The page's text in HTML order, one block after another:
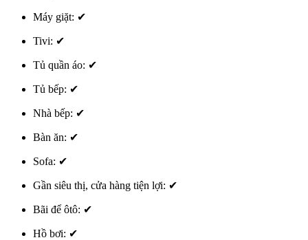
Máy giặt: ✔
Tivi: ✔
Tủ quần áo: ✔
Tủ bếp: ✔
Nhà bếp: ✔
Bàn ăn: ✔
Sofa: ✔
Gần siêu thị, cửa hàng tiện lợi: ✔
Bãi để ôtô: ✔
Hồ bơi: ✔